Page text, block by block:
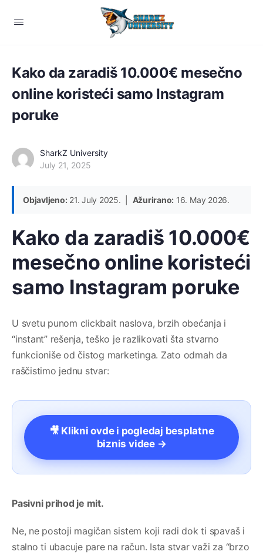
Kako da zaradiš 10.000€ mesečno
online koristeći samo Instagram
poruke
SharkZ University
July 21, 2025
Objavljeno:21. July 2025. | Ažurirano: 16. May 2026.
Kako da zaradiš 10.000€
mesečno online koristeći
samo Instagram poruke
U svetu punom clickbait naslova, brzih obećanja i
“instant” rešenja, teško je razlikovati šta stvarno
funkcioniše od čistog marketinga. Zato odmah da
raščistimo jednu stvar:
🎥 Klikni ovde i pogledaj besplatne
biznis videe →
Pasivni prihod je mit.
Ne, ne postoji magičan sistem koji radi dok ti spavaš i
stalno ti ubacuje pare na račun. Ista stvar važi za “brzo